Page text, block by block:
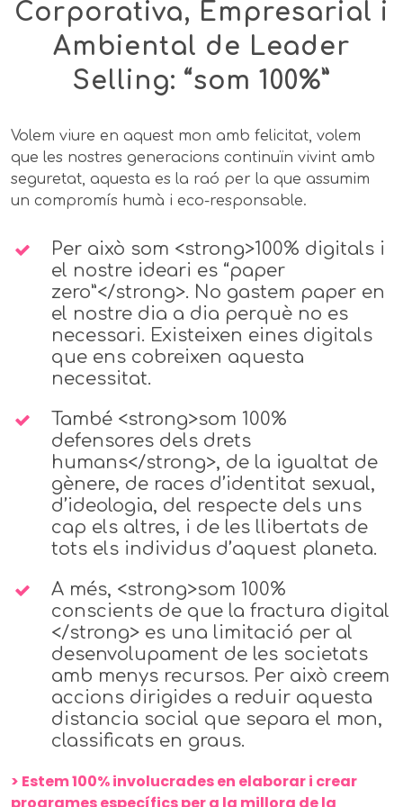
Corporativa, Empresarial i
Ambiental de Leader
Selling: “som 100%”
Volem viure en aquest mon amb felicitat, volem
que les nostres generacions continuïn vivint amb
seguretat, aquesta es la raó per la que assumim
un compromís humà i eco-responsable.
Per això som <strong>100% digitals i
el nostre ideari es “paper
zero”</strong>. No gastem paper en
el nostre dia a dia perquè no es
necessari. Existeixen eines digitals
que ens cobreixen aquesta
necessitat.
També <strong>som 100%
defensores dels drets
humans</strong>, de la igualtat de
gènere, de races d’identitat sexual,
d’ideologia, del respecte dels uns
cap els altres, i de les llibertats de
tots els individus d’aquest planeta.
A més, <strong>som 100%
conscients de que la fractura digital
</strong> es una limitació per al
desenvolupament de les societats
amb menys recursos. Per això creem
accions dirigides a reduir aquesta
distancia social que separa el mon,
classificats en graus.
> Estem 100% involucrades en elaborar i crear